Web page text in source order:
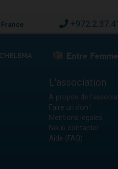
France
L'association
A propos de
Faire un don !
Mentions légales
Nous contacter
Aide (FAQ)